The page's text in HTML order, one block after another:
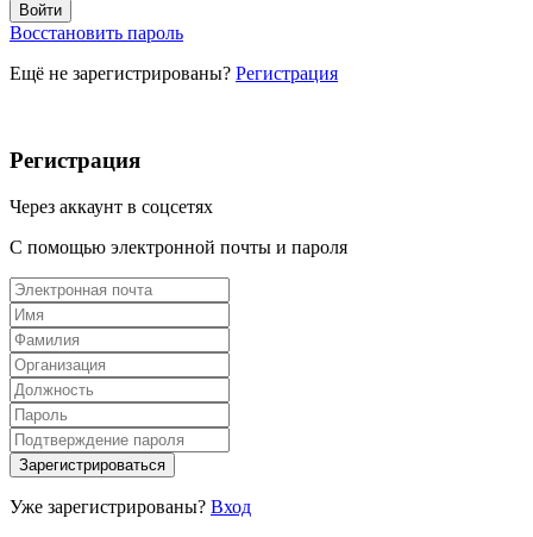
Восстановить пароль
Ещё не зарегистрированы? Регистрация
Регистрация
Через аккаунт в соцсетях
С помощью электронной почты и пароля
Уже зарегистрированы? Вход